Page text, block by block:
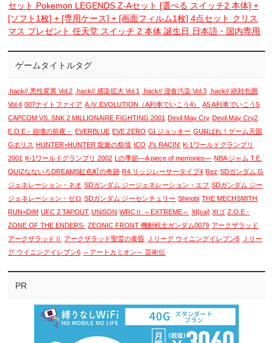
セット Pokemon LEGENDS Z-Aセット [選べる スイッチ2 本体] +
[ソフト1枚] + [専用ケース] + [画面フィルム1枚] 4点セット クリス
マス プレゼント 任天堂 スイッチ 2 本体 誕生日 日本語・国内専用
ゲームタイトルタグ
.hack// 悪性変異 Vol.2 .hack// 感染拡大 Vol.1 .hack// 浸食汚染 Vol.3 .hack// 絶対包囲
Vol.4 007ナイトファイア A.Ⅳ.EVOLUTION（A列車でいこう4）
A5 A列車でいこう5
CAPCOM VS. SNK 2 MILLIONAIRE FIGHTING 2001 Devil May Cry Devil May Cry2
E.O.E－崩壊の前夜－
EVERBLUE EVE ZERO GI ジョッキー GUNばれ！ゲーム天国
Gポリス HUNTER×HUNTER 龍脈の祭壇 ICO J's RACIN' K-1ワールドグランプリ
2001 K-1ワールドグランプリ 2002 Lの季節―A piece of memories― NBA ジャム T.E.
QUIZなないろDREAMS虹色町の奇跡 R4 リッジレーサータイプ4 Rez SDガンダム G
ジェネレーション・ネオ SDガンダム ジージェネレーション・エフ SDガンダム ジー
ジェネレーション・ゼロ SDガンダム ジーセンチュリー Shinobi THE MECHSMITH
RUN=DIM UFC 2 TAPOUT UNiSON WRCⅡ ～EXTREME～ XI[sai] XIゴ Z.O.E -
ZONE OF THE ENDERS- ZEONIC FRONT 機動戦士ガンダム0079 アークザラッド
アークザラッドⅡ
アークザラッド聖霊の黄昏 Ｊリーグ ウイニングイレブン5
Ｊリー
グ ウイニングイレブン6 ～アートカミオン～ 芸術伝
PR